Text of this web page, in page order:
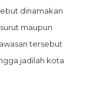
dinamakan
maupun
tersebut
jadilah kota